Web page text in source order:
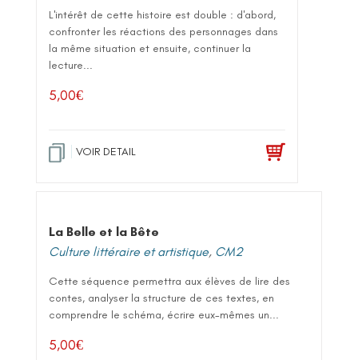
L'intérêt de cette histoire est double : d'abord,
confronter les réactions des personnages dans
la même situation et ensuite, continuer la
lecture...
5,00€
VOIR DETAIL
La Belle et la Bête
Culture littéraire et artistique, CM2
Cette séquence permettra aux élèves de lire des
contes, analyser la structure de ces textes, en
comprendre le schéma, écrire eux-mêmes un...
5,00€